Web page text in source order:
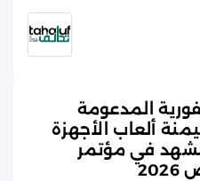
المدعومة
ألعاب الأجهزة
في مؤتمر